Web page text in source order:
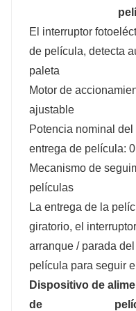
película
El interruptor
de película, detecta
paleta
Motor de
ajustable
Potencia nominal
entrega de película:
Mecanismo de
películas
La entrega de la
giratorio, el
arranque / parada
película para seguir
Dispositivo de
de